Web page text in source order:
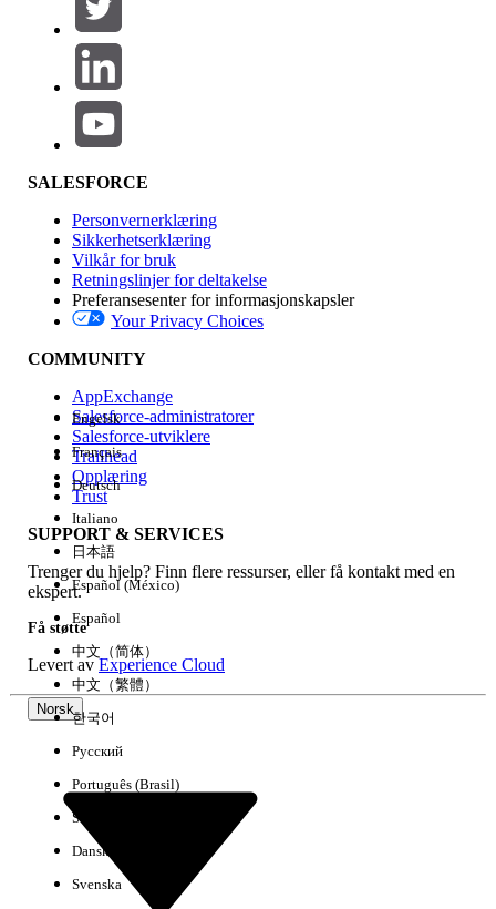
Produktområde
Funksjonsinnvirkning
Utgave
Erfaring
Fjern alle Utført
SALESFORCE
Personvernerklæring
Sikkerhetserklæring
Vilkår for bruk
Retningslinjer for deltakelse
Preferansesenter for informasjonskapsler
Your Privacy Choices
COMMUNITY
AppExchange
Salesforce-administratorer
Salesforce-utviklere
Trailhead
Opplæring
Trust
SUPPORT & SERVICES
Trenger du hjelp? Finn flere ressurser, eller få kontakt med en
ekspert.
Få støtte
Levert avExperience Cloud
Norsk
Engelsk
Français
Deutsch
Italiano
日本語
Español (México)
Español
中文（简体）
中文（繁體）
한국어
Русский
Português (Brasil)
Suomi
Dansk
Svenska